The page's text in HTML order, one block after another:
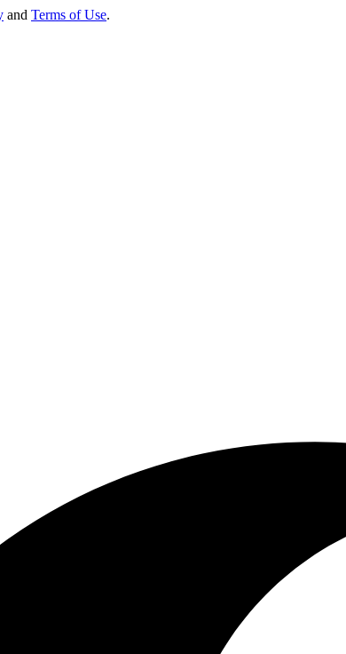
and Terms of Use.